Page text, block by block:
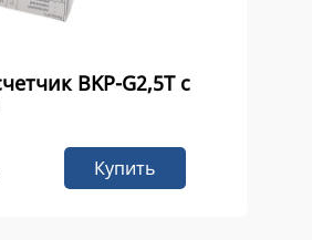
ВKР-G2,5Т с
Купить